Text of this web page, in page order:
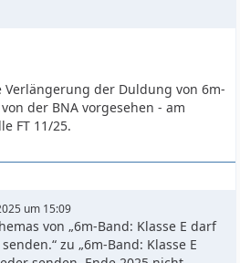
Verlängerung der Duldung von 6m-
der BNA vorgesehen - am
FT 11/25.
um 15:09
von „6m-Band: Klasse E darf
zu „6m-Band: Klasse E